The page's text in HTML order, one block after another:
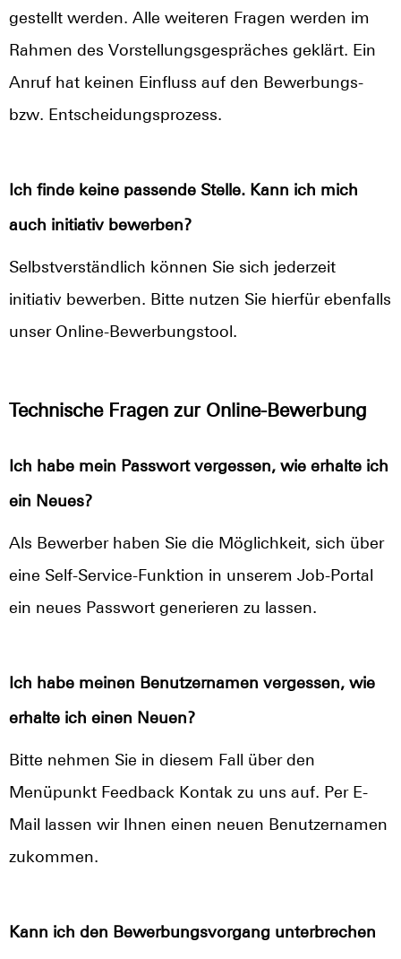
gestellt werden. Alle weiteren Fragen werden im
Rahmen des Vorstellungsgespräches geklärt. Ein
Anruf hat keinen Einfluss auf den Bewerbungs-
bzw. Entscheidungsprozess.
Ich finde keine passende Stelle. Kann ich mich
auch initiativ bewerben?
Selbstverständlich können Sie sich jederzeit
initiativ bewerben. Bitte nutzen Sie hierfür ebenfalls
unser Online-Bewerbungstool.
Technische Fragen zur Online-Bewerbung
Ich habe mein Passwort vergessen, wie erhalte ich
ein Neues?
Als Bewerber haben Sie die Möglichkeit, sich über
eine Self-Service-Funktion in unserem Job-Portal
ein neues Passwort generieren zu lassen.
Ich habe meinen Benutzernamen vergessen, wie
erhalte ich einen Neuen?
Bitte nehmen Sie in diesem Fall über den
Menüpunkt Feedback Kontak zu uns auf. Per E-
Mail lassen wir Ihnen einen neuen Benutzernamen
zukommen.
Kann ich den Bewerbungsvorgang unterbrechen